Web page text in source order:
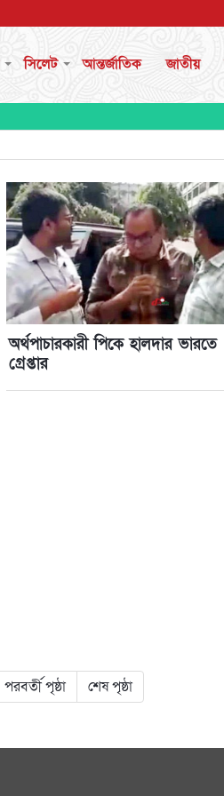
জাতীয়
আন্তর্জাতিক
সিলেট
অর্থপাচারকারী পিকে হালদার ভারতে
গ্রেপ্তার
পরবর্তী পৃষ্ঠা শেষ পৃষ্ঠা